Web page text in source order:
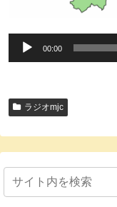
声
レ
00:00
ラジオmjc